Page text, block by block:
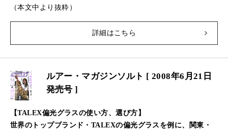
（本文中より抜粋）
詳細はこちら
ルアー・マガジンソルト [ 2008年6月21日
発売号 ]
【TALEX偏光グラスの使い方、選び方】
世界のトップブランド・TALEXの偏光グラスを例に、関東・